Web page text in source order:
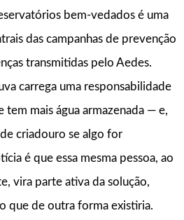
bem-vedados é uma
das campanhas de prevenção
transmitidas pelo Aedes.
carrega uma responsabilidade
mais água armazenada — e,
criadouro se algo for
é que essa mesma pessoa, ao
vira parte ativa da solução,
que de outra forma existiria.